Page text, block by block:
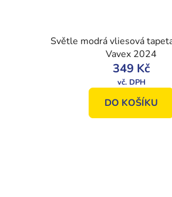
Světle modrá vliesová
Vavex 2024
349 Kč
DO KOŠÍKU